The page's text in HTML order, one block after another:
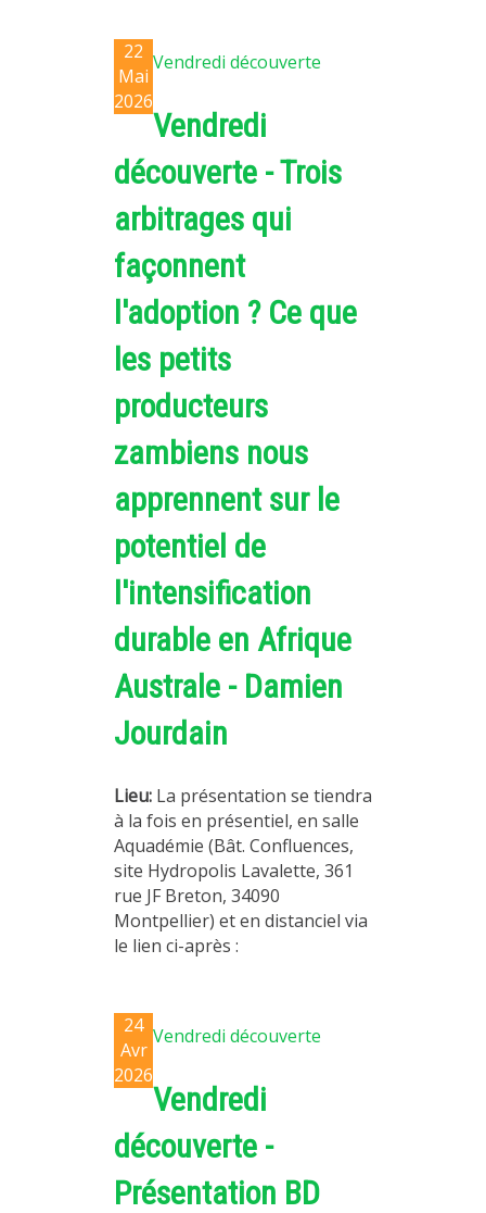
22
Mai
2026
Vendredi découverte
Vendredi
découverte - Trois
arbitrages qui
façonnent
l'adoption ? Ce que
les petits
producteurs
zambiens nous
apprennent sur le
potentiel de
l'intensification
durable en Afrique
Australe - Damien
Jourdain
Lieu: La présentation se tiendra
à la fois en présentiel, en salle
Aquadémie (Bât. Confluences,
site Hydropolis Lavalette, 361
rue JF Breton, 34090
Montpellier) et en distanciel via
le lien ci-après :
24
Avr
2026
Vendredi découverte
Vendredi
découverte -
Présentation BD